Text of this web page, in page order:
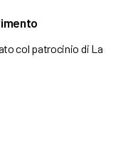
col patrocinio di La